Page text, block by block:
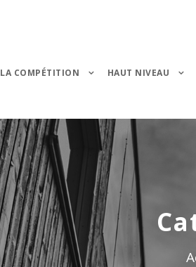
LA COMPÉTITION HAUT NIVEAU